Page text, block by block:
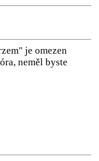
je omezen
neměl byste